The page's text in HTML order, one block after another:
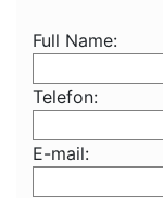
Full Name:
Telefon:
E-mail: